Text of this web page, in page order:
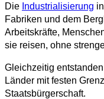
Die Industrialisierung
Fabriken und dem
Arbeitskräfte,
sie reisen, ohne
Gleichzeitig
Länder mit festen
Staatsbürgerschaft.